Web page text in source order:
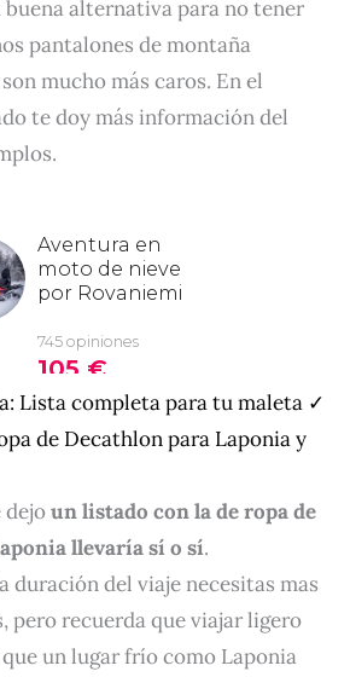
buena alternativa para no tener
pantalones de montaña
mucho más caros. En el
te doy más información del
Lista completa para tu maleta ✓
de Decathlon para Laponia y
un listado con la de ropa de
llevaría sí o sí.
duración del viaje necesitas mas
pero recuerda que viajar ligero
un lugar frío como Laponia